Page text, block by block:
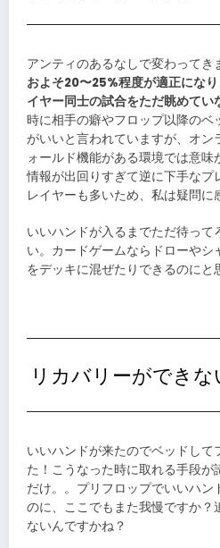
アンティのあるなしで変わってき
およそ20〜25%程度が適正にな
イヤー同士の試合をただ眺めてい
時に相手の癖やフロップ以降のベ
がいいと言われていますが、オン
ォールド機能がある環境では意
情報が出回りすぎて逆に下手なプ
レイヤーも多いため、私は疑問に
いいハンドが入るまでただ待って
い。カードゲームならドローやシ
をデッキに混ぜたりできるのにと
リカバリーができな
いいハンドが来たのでベッドし
た！こうなった時に取れる手段
だけ。。プリフロップでいいハン
のに、ここでもまた我慢ですか？
ないんですかね？